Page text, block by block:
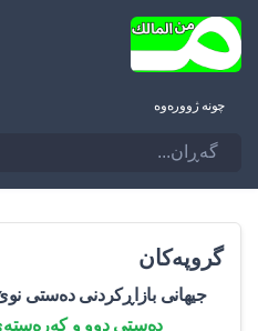
چونه‌ ژووره‌وه‌
گروپەکان
جیهانی بازاڕکردنی دەستی
دەستی دوو و